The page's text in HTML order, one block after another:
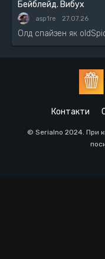
Бейблейд. Вибух
asp1re 27.07.26
Олд спайзен як
Контакти
© Serialno 2024. При